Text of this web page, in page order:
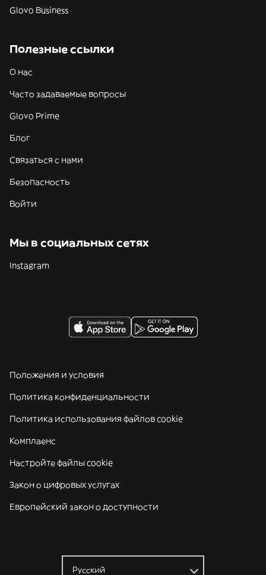
Glovo Business
Полезные ссылки
О нас
Часто задаваемые вопросы
Glovo Prime
Блог
Связаться с нами
Безопасность
Войти
Мы в социальных сетях
Instagram
Положения и условия
Политика конфиденциальности
Политика использования файлов cookie
Комплаенс
Настройте файлы cookie
Закон о цифровых услугах
Европейский закон о доступности